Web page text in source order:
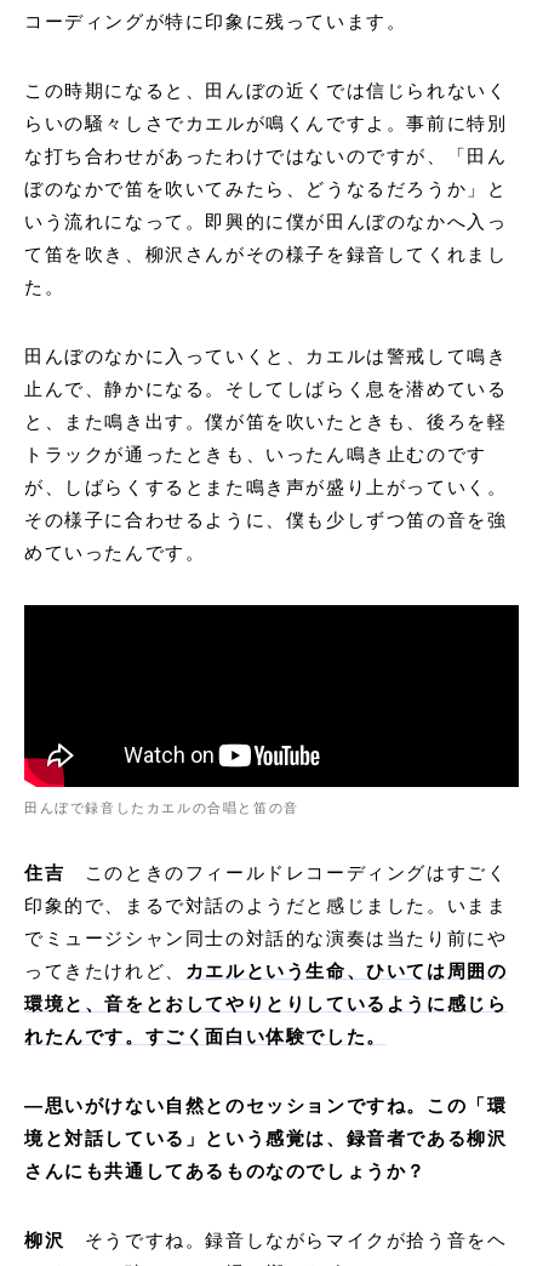
コーディングが特に印象に残っています。
この時期になると、田んぼの近くでは信じられないく
らいの騒々しさでカエルが鳴くんですよ。事前に特別
な打ち合わせがあったわけではないのですが、「田ん
ぼのなかで笛を吹いてみたら、どうなるだろうか」と
いう流れになって。即興的に僕が田んぼのなかへ入っ
て笛を吹き、柳沢さんがその様子を録音してくれまし
た。
田んぼのなかに入っていくと、カエルは警戒して鳴き
止んで、静かになる。そしてしばらく息を潜めている
と、また鳴き出す。僕が笛を吹いたときも、後ろを軽
トラックが通ったときも、いったん鳴き止むのです
が、しばらくするとまた鳴き声が盛り上がっていく。
その様子に合わせるように、僕も少しずつ笛の音を強
めていったんです。
田んぼで録音したカエルの合唱と笛の音
住吉
このときのフィールドレコーディングはすごく
印象的で、まるで対話のようだと感じました。いまま
でミュージシャン同士の対話的な演奏は当たり前にや
ってきたけれど、
カエルという生命、ひいては周囲の
環境と、音をとおしてやりとりしているように感じら
れたんです。すごく面白い体験でした。
―思いがけない自然とのセッションですね。この「環
境と対話している」という感覚は、録音者である柳沢
さんにも共通してあるものなのでしょうか？
柳沢
そうですね。録音しながらマイクが拾う音をヘ